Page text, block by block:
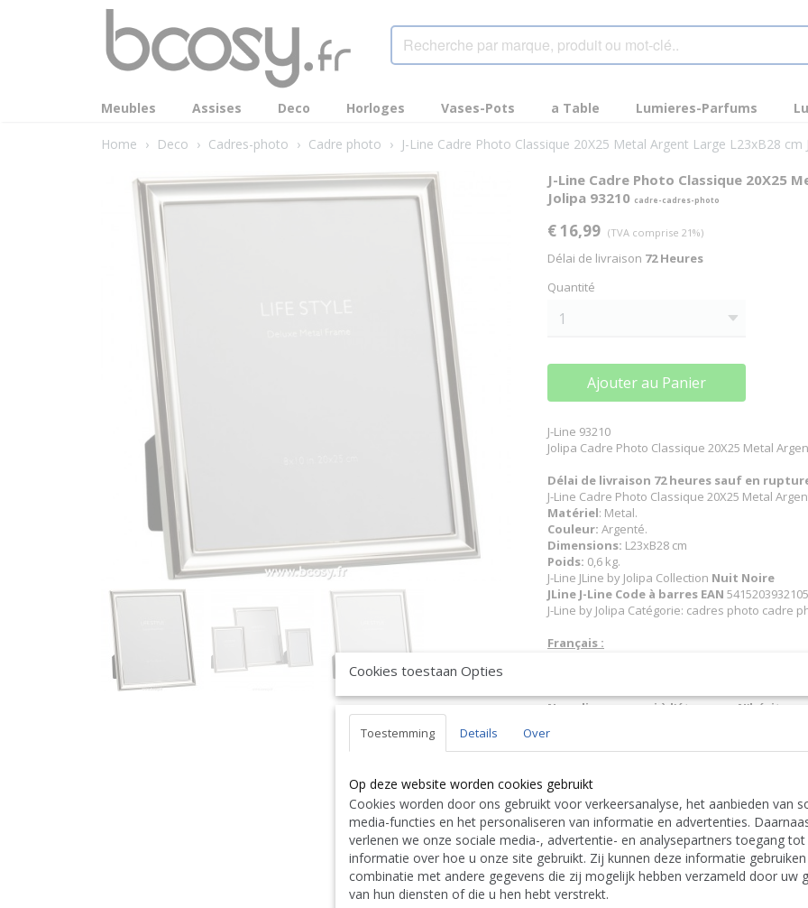
Meubles Assises Deco Horloges Vases-Pots a Table Lumieres-Parfums
Home › Deco › Cadres-photo › Cadre photo › J-Line Cadre Photo Classique 20X25 Metal Argent Large L23xB28 cm
J-Line Cadre Photo Classique 20X25
Jolipa 93210 cadre-cadres-photo
€ 16,99 (TVA comprise 21%)
Délai de livraison 72 Heures
Quantité
Ajouter au Panier
J-Line 93210
Jolipa Cadre Photo Classique 20X25 Metal
Délai de livraison 72 heures sauf en
J-Line Cadre Photo Classique 20X25 Metal
Matériel: Metal.
Couleur: Argenté.
Dimensions: L23xB28 cm
Poids: 0,6 kg.
J-Line JLine by Jolipa Collection Nuit Noire
JLine J-Line Code à barres EAN
J-Line by Jolipa Catégorie: cadres photo cadre
Français :
J-Line by Jolipa Cadre Photo Classique 20X25
Nous livrons aussi à l'étranger. N'hésitez
|| Wir liefern auch im
English:
J-Line by Jolipa Category: photoframes
J Line Photo Frame Classic 20X25 Metal Silver
J-Line photo holder picture frame holders
Deutsch:
J-Line by Jolipa Kategorie: bilderrahmen
J Line Fotorahmen Klassisch 20X25 Metall Silber
J-Line fotorahmen bilderrahmen
Cookies toestaan Opties
Toestemming Details Over
Op deze website worden cookies gebruikt
Cookies worden door ons gebruikt voor verkeersanalyse, het aanbieden van
media-functies en het personaliseren van informatie en advertenties.
verlenen we onze sociale media-, advertentie- en analysepartners toegang tot
informatie over hoe u onze site gebruikt. Zij kunnen deze informatie gebruiken
combinatie met andere gegevens die zij mogelijk hebben verzameld door uw
van hun diensten of die u hen hebt verstrekt.